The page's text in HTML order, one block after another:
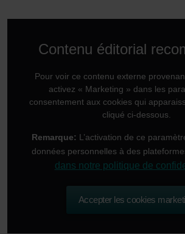
Contenu éditorial
Pour voir ce contenu externe
activez « Marketing » dans les
consentement aux cookies qui
cliqué ci-dessous.
Remarque: L’activation de ce
données personnelles à des
dans notre politique de
Accepter les cookies